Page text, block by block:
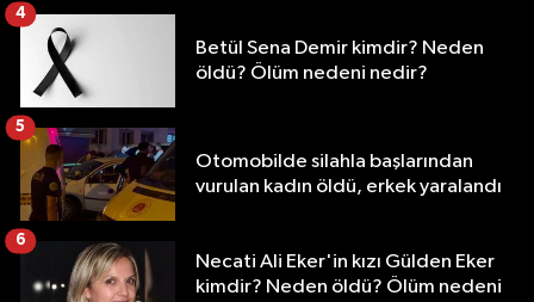
Betül Sena Demir kimdir? Neden
öldü? Ölüm nedeni nedir?
4
Otomobilde silahla başlarından
vurulan kadın öldü, erkek yaralandı
5
Necati Ali Eker'in kızı Gülden Eker
kimdir? Neden öldü? Ölüm nedeni
6